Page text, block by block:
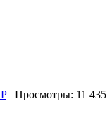
Просмотры: 11 435